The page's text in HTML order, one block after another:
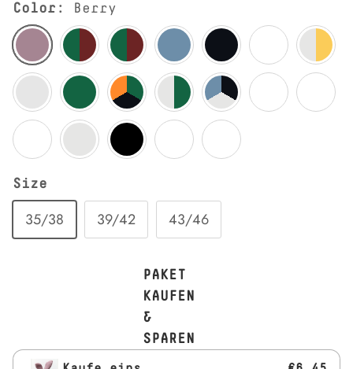
Color: Berry
Berry BordeauxBordeaux-Dunkelblau
DenimblauDunkelblauFüme Gelb-
Grau-melange
Grün Grün-Dunkelblau-Orange
Grün-NaturIndigo-Natur-denim
Indigo-Orange
Jeans
Jeans Melange-Berry-Natur
NaturweissSchwarzSchwarz-NaturTannennadel-Jeans
Size
35/38 39/42 43/46
PAKET
KAUFEN
&
SPAREN